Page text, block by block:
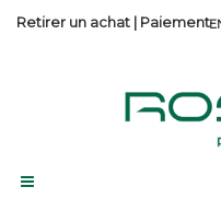
Retirer un achat | Paiement